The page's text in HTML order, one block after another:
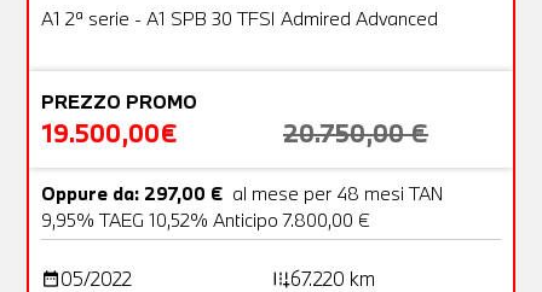
OFFERTA
A1 2ª serie - A1 SPB 30 TFSI Admired Advanced
PREZZO PROMO
19.500,00€ 20.750,00 €
Oppure da: 297,00 € al mese per 48 mesi TAN
9,95% TAEG 10,52% Anticipo 7.800,00 €
date_range05/2022 add_road67.220 km